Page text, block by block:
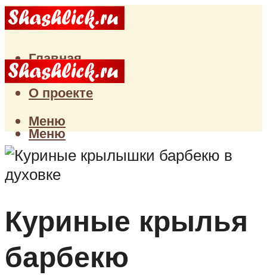
Главная
Статьи
О проекте
Меню
Меню
Куриные крылья
барбекю